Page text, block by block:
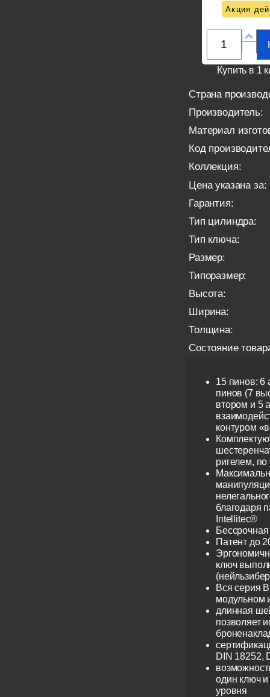
Акция
Купить в 1
Страна
Производитель:
Материал
Код
Коллекция:
Цена указана за:
Гарантия:
Тип цилиндра:
Тип ключа:
Размер:
Типоразмер:
Высота:
Ширина:
Толщина:
Состояние
15 пинов: 6
пинов (7
втором и 5
контуром
ригелем,
благодаря
Intellitec®
Патент до
ключ
Вся серия
модульном
длинная
позволяет
DIN 18252,
один ключ и
уровня